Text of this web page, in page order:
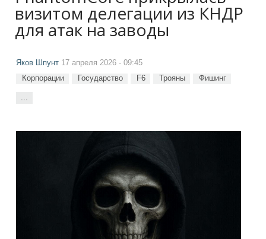
визитом делегации из КНДР
для атак на заводы
Яков Шпунт 17 апреля 2026 - 09:45
Корпорации Государство F6 Трояны Фишинг
...